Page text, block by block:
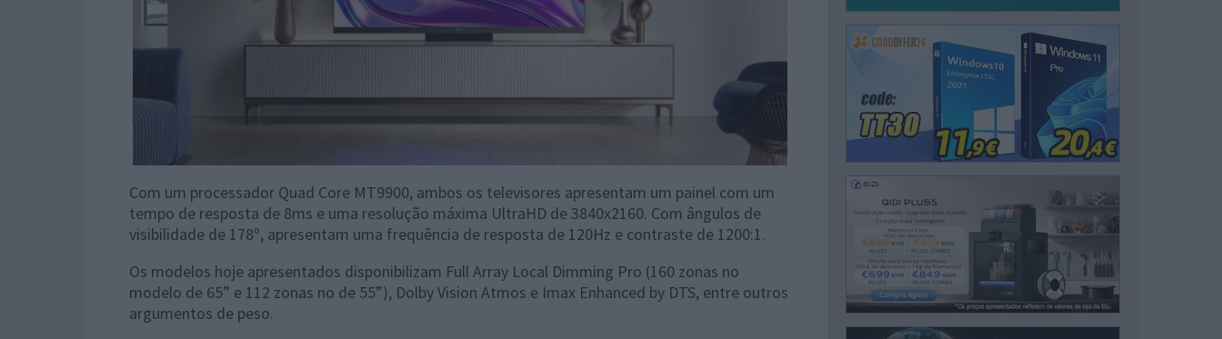
Com um processador Quad Core MT9900, ambos os televisores apresentam um painel com um
tempo de resposta de 8ms e uma resolução máxima UltraHD de 3840x2160. Com ângulos de
visibilidade de 178º, apresentam uma frequência de resposta de 120Hz e contraste de 1200:1.
Os modelos hoje apresentados disponibilizam Full Array Local Dimming Pro (160 zonas no
modelo de 65” e 112 zonas no de 55”), Dolby Vision Atmos e Imax Enhanced by DTS, entre outros
argumentos de peso.